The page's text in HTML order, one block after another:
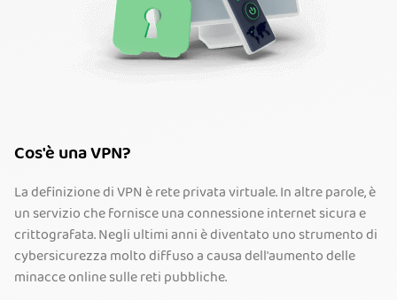
Cos'è una VPN?
La definizione di VPN è rete privata virtuale. In altre parole, è
un servizio che fornisce una connessione internet sicura e
crittografata. Negli ultimi anni è diventato uno strumento di
cybersicurezza molto diffuso a causa dell'aumento delle
minacce online sulle reti pubbliche.